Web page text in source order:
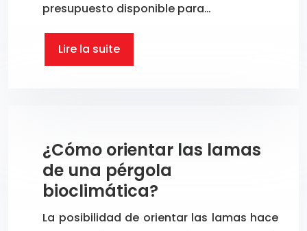
presupuesto disponible para…
Lire la suite
¿Cómo orientar las lamas
de una pérgola
bioclimática?
La posibilidad de orientar las lamas hace